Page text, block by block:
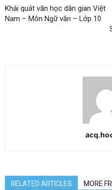
Khái quát văn học dân gian Việt
Nam – Môn Ngữ văn – Lớp 10
RELATED ARTICLES MORE